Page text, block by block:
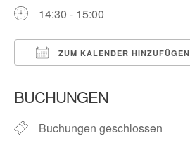
14:30 - 15:00
ZUM KALENDER HINZUFÜGEN
BUCHUNGEN
Buchungen geschlossen